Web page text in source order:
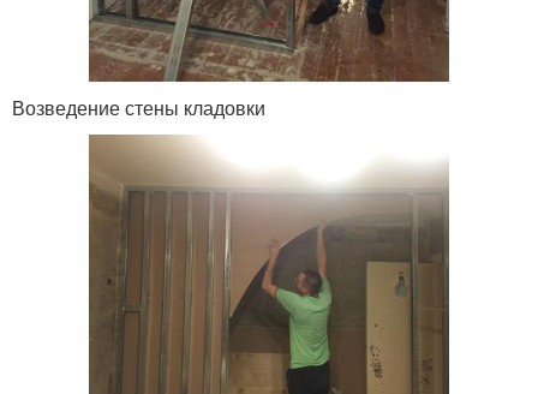
Возведение стены кладовки